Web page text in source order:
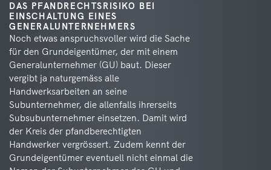
DAS PFANDRECHTSRISIKO BEI
EINSCHALTUNG EINES
GENERALUNTERNEHMERS
Noch etwas anspruchsvoller wird die Sache
für den Grundeigentümer, der mit einem
Generalunternehmer (GU) baut. Dieser
vergibt ja naturgemäss alle
Handwerksarbeiten an seine
Subunternehmer, die allenfalls ihrerseits
Subsubunternehmer einsetzen. Damit wird
der Kreis der pfandberechtigten
Handwerker vergrössert. Zudem kennt der
Grundeigentümer eventuell nicht einmal die